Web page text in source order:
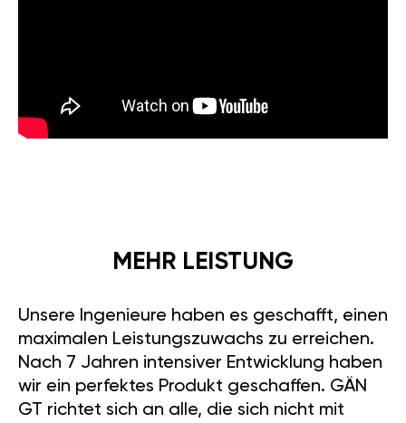
MEHR LEISTUNG
Unsere Ingenieure haben es geschafft, einen
maximalen Leistungszuwachs zu erreichen.
Nach 7 Jahren intensiver Entwicklung haben
wir ein perfektes Produkt geschaffen. GÄN
GT richtet sich an alle, die sich nicht mit